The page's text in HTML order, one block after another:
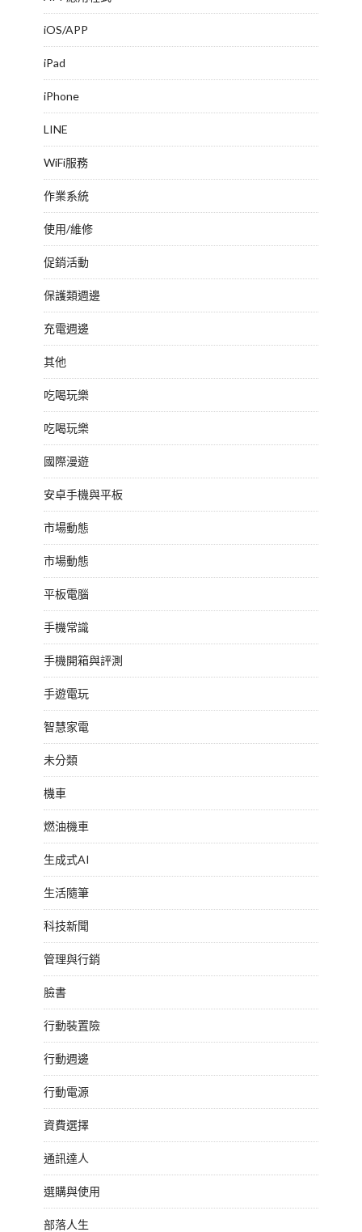
iOS/APP
iPad
iPhone
LINE
WiFi服務
作業系統
使用/維修
促銷活動
保護類週邊
充電週邊
其他
吃喝玩樂
吃喝玩樂
國際漫遊
安卓手機與平板
市場動態
市場動態
平板電腦
手機常識
手機開箱與評測
手遊電玩
智慧家電
未分類
機車
燃油機車
生成式AI
生活隨筆
科技新聞
管理與行銷
臉書
行動裝置險
行動週邊
行動電源
資費選擇
通訊達人
選購與使用
部落人生